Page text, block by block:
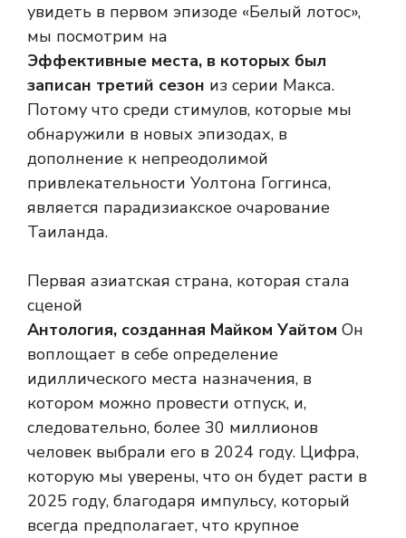
увидеть в первом эпизоде ​​«Белый лотос»,
мы посмотрим на
Эффективные места, в которых был
записан третий сезон из серии Макса.
Потому что среди стимулов, которые мы
обнаружили в новых эпизодах, в
дополнение к непреодолимой
привлекательности Уолтона Гоггинса,
является парадизиакское очарование
Таиланда.
Первая азиатская страна, которая стала
сценой
Антология, созданная Майком Уайтом Он
воплощает в себе определение
идиллического места назначения, в
котором можно провести отпуск, и,
следовательно, более 30 миллионов
человек выбрали его в 2024 году. Цифра,
которую мы уверены, что он будет расти в
2025 году, благодаря импульсу, который
всегда предполагает, что крупное